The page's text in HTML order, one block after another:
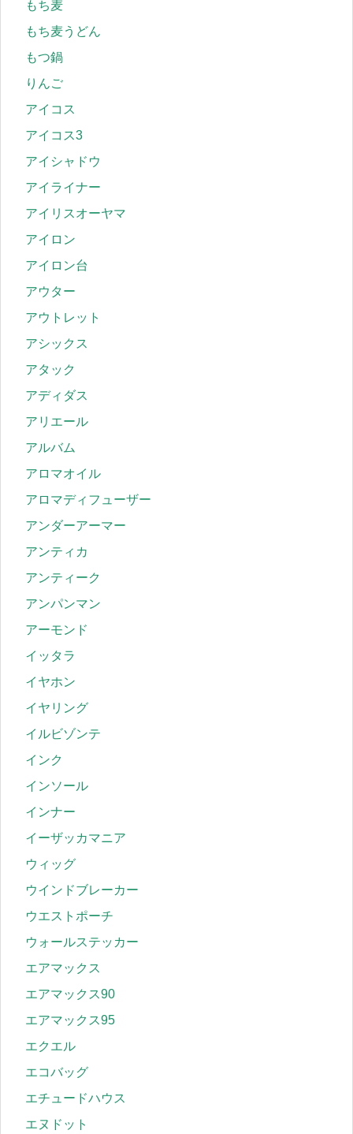
もち麦
もち麦うどん
もつ鍋
りんご
アイコス
アイコス3
アイシャドウ
アイライナー
アイリスオーヤマ
アイロン
アイロン台
アウター
アウトレット
アシックス
アタック
アディダス
アリエール
アルバム
アロマオイル
アロマディフューザー
アンダーアーマー
アンティカ
アンティーク
アンパンマン
アーモンド
イッタラ
イヤホン
イヤリング
イルビゾンテ
インク
インソール
インナー
イーザッカマニア
ウィッグ
ウインドブレーカー
ウエストポーチ
ウォールステッカー
エアマックス
エアマックス90
エアマックス95
エクエル
エコバッグ
エチュードハウス
エヌドット